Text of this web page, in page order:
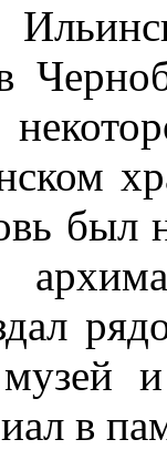
был
в